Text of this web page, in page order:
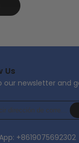
Us
our newsletter and
+8619075692302